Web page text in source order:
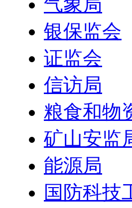
气象局
银保监会
证监会
信访局
粮食和物
矿山安监
能源局
国防科技